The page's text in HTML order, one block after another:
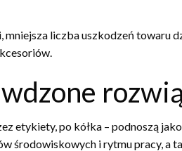
mniejsza liczba uszkodzeń towaru
etykiety, po kółka – podnoszą
środowiskowych i rytmu pracy, a